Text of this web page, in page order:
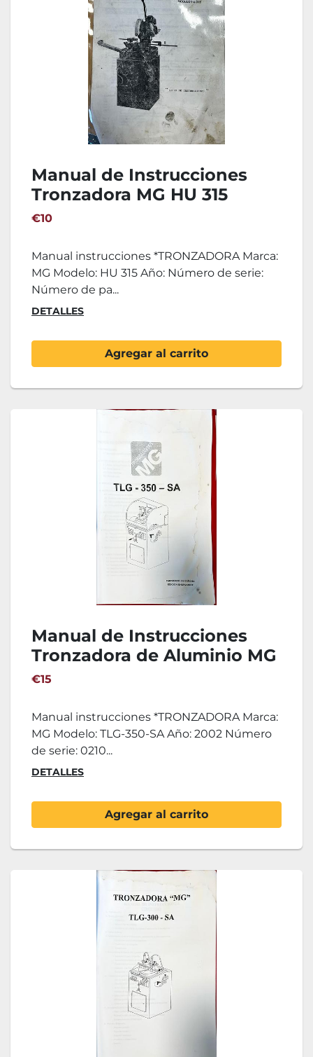
Manual de Instrucciones
Tronzadora MG HU 315
€10
Manual instrucciones *TRONZADORA Marca:
MG Modelo: HU 315 Año: Número de serie:
Número de pa...
DETALLES
Agregar al carrito
Manual de Instrucciones
Tronzadora de Aluminio MG
TLG-350-SA
€15
Manual instrucciones *TRONZADORA Marca:
MG Modelo: TLG-350-SA Año: 2002 Número
de serie: 0210...
DETALLES
Agregar al carrito